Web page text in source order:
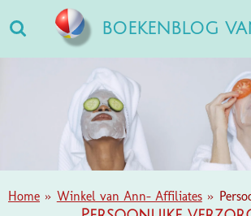
direct
hoofdinhoud
BOEKENBLOG
Home » Winkel van Ann- Affiliates »